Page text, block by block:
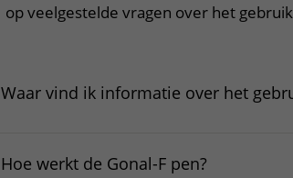
op veelgestelde vragen over het
Waar vind ik informatie over het
Hoe werkt de Gonal-F pen?